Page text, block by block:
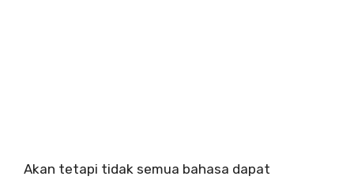
Akan tetapi tidak semua bahasa dapat